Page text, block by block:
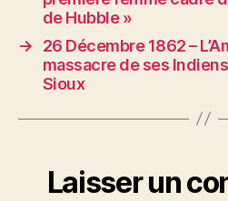
de Hubble »
→
26 Décembre 1862 –
massacre de ses
Sioux
Laisser un